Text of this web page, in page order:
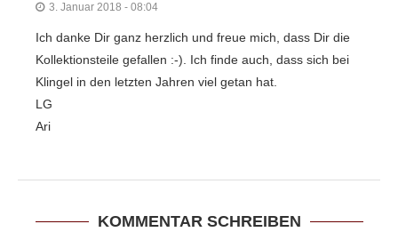
3. Januar 2018 - 08:04
Ich danke Dir ganz herzlich und freue mich, dass Dir die
Kollektionsteile gefallen :-). Ich finde auch, dass sich bei
Klingel in den letzten Jahren viel getan hat.
LG
Ari
KOMMENTAR SCHREIBEN